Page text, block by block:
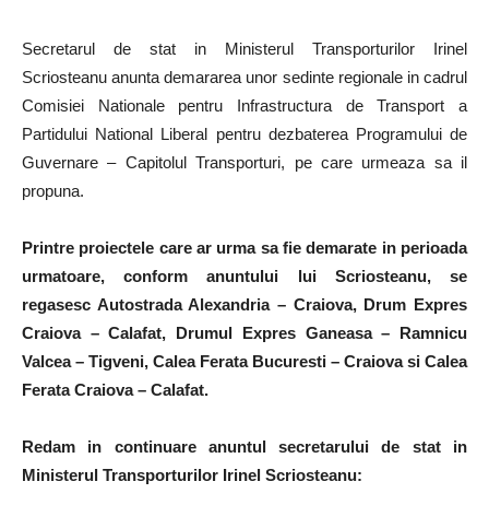
Secretarul de stat in Ministerul Transporturilor Irinel
Scriosteanu anunta demararea unor sedinte regionale in cadrul
Comisiei Nationale pentru Infrastructura de Transport a
Partidului National Liberal pentru dezbaterea Programului de
Guvernare – Capitolul Transporturi, pe care urmeaza sa il
propuna.
Printre proiectele care ar urma sa fie demarate in perioada
urmatoare, conform anuntului lui Scriosteanu, se
regasesc Autostrada Alexandria – Craiova, Drum Expres
Craiova – Calafat, Drumul Expres Ganeasa – Ramnicu
Valcea – Tigveni, Calea Ferata Bucuresti – Craiova si Calea
Ferata Craiova – Calafat.
Redam in continuare anuntul secretarului de stat in
Ministerul Transporturilor Irinel Scriosteanu: